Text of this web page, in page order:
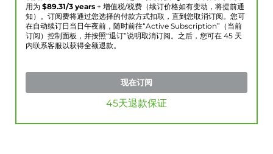
用为 $89.31/3 years + 增值税/税费（续订价格如有变动，将提前通
知）。订阅费将通过您选择的付款方式扣取，直到您取消订阅。您可
在自动续订日当日午夜前，随时前往“Active Subscription”（当前
订阅）控制面板，并按照“退订”说明取消订阅。之后，您可在 45 天
内联系客服以获得全额退款。
现在订阅
45天退款保证